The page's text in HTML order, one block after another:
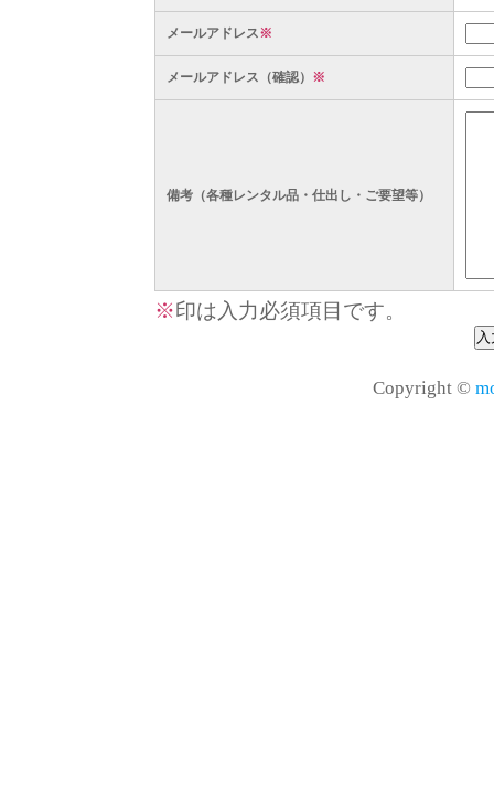
メールアドレス※
メールアドレス（確認） ※
備考（各種レンタル品・仕出し・ご要望等）
※印は入力必須項目です。
Copyright ©